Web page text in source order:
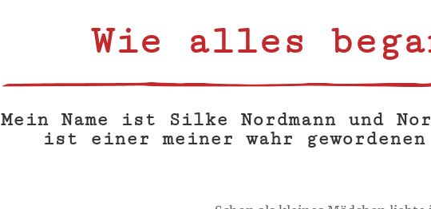
Wie alles
Mein Name ist Silke Nordmann und
ist einer meiner wahr gewordenen